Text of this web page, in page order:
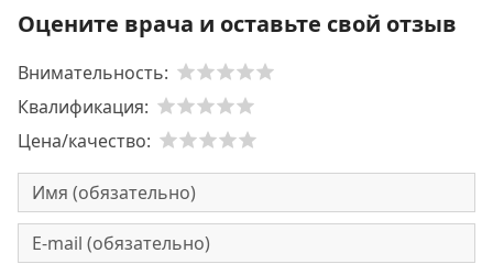
Оцените врача и оставьте свой отзыв
Внимательность:
Квалификация:
Цена/качество: